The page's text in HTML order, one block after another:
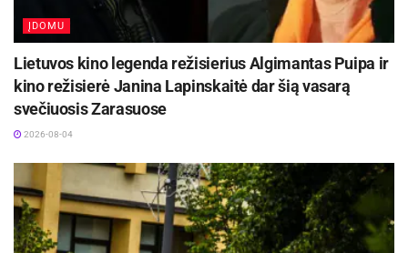
ĮDOMU
Lietuvos kino legenda režisierius Algimantas Puipa ir
kino režisierė Janina Lapinskaitė dar šią vasarą
svečiuosis Zarasuose
2026-08-04